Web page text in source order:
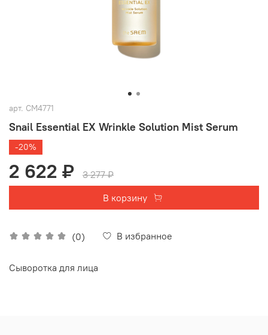
арт. СМ4771
Snail Essential EX Wrinkle Solution Mist Serum
(0) В избранное
-20%
2 622 ₽
3 277 ₽
В корзину
Сыворотка для лица